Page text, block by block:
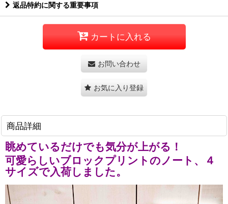
返品特約に関する重要事項
カートに入れる
お問い合わせ
お気に入り登録
商品詳細
眺めているだけでも気分が上がる！
可愛らしいブロックプリントのノート、４
サイズで入荷しました。